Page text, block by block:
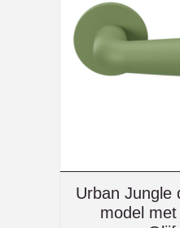
Urban Jungle
model